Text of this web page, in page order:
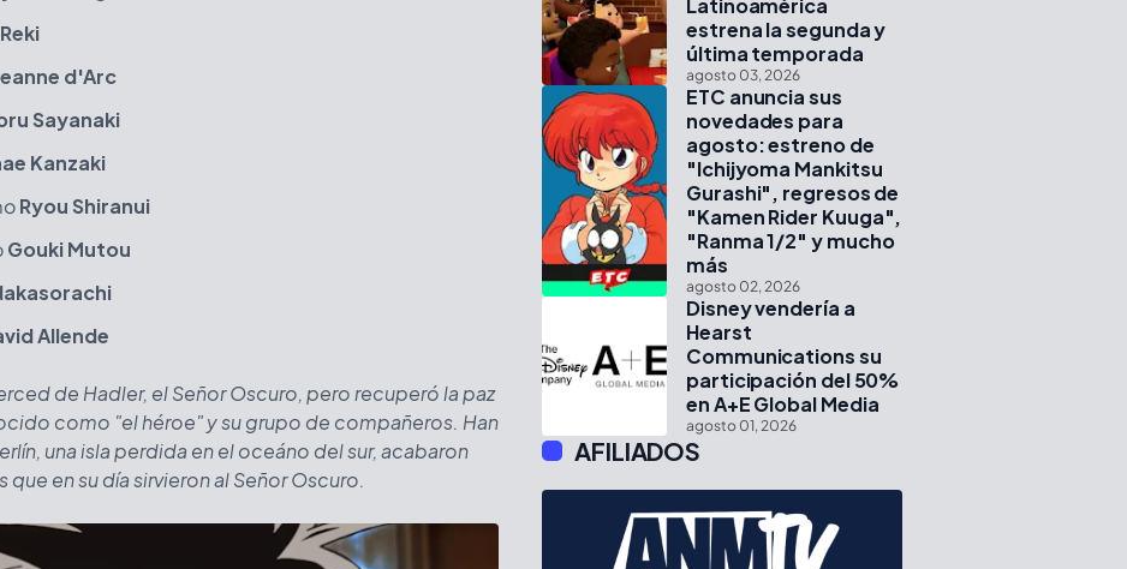
Reki
d'Arc
Sayanaki
Kanzaki
Ryou Shiranui
Gouki Mutou
Allende
de Hadler, el Señor Oscuro, pero recuperó la paz
como "el héroe" y su grupo de compañeros. Han
una isla perdida en el oceáno del sur, acabaron
en su día sirvieron al Señor Oscuro.
Latinoamérica
estrena la segunda y
última temporada
agosto 03, 2026
ETC anuncia sus
novedades para
agosto: estreno de
"Ichijyoma Mankitsu
Gurashi", regresos de
"Kamen Rider Kuuga",
"Ranma 1/2" y mucho
más
agosto 02, 2026
Disney vendería a
Hearst
Communications su
participación del 50%
en A+E Global Media
agosto 01, 2026
AFILIADOS